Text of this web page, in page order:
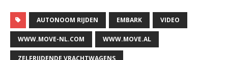
AUTONOOM RIJDEN EMBARK VIDEO
WWW.MOVE-NL.COM WWW.MOVE.AL
ZELFRIJDENDE VRACHTWAGENS